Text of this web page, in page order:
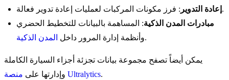
إعادة التدوير : فرز مكونات المركبات لعمليات إعادة تدوير فعالة.
مبادرات المدن الذكية: المساهمة بالبيانات للتخطيط الحضري
وأنظمة إدارة المرور داخل المدن الذكية .
يمكن أيضاً تصفح مجموعة بيانات تجزئة أجزاء السيارة الكاملة
وإدارتها على منصة Ultralytics.